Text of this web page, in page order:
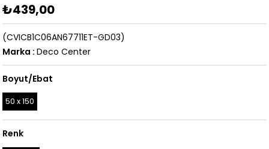
₺439,00
(CVICB1C06AN67711ET-GD03)
Marka : Deco Center
Boyut/Ebat
50 x 150
Renk